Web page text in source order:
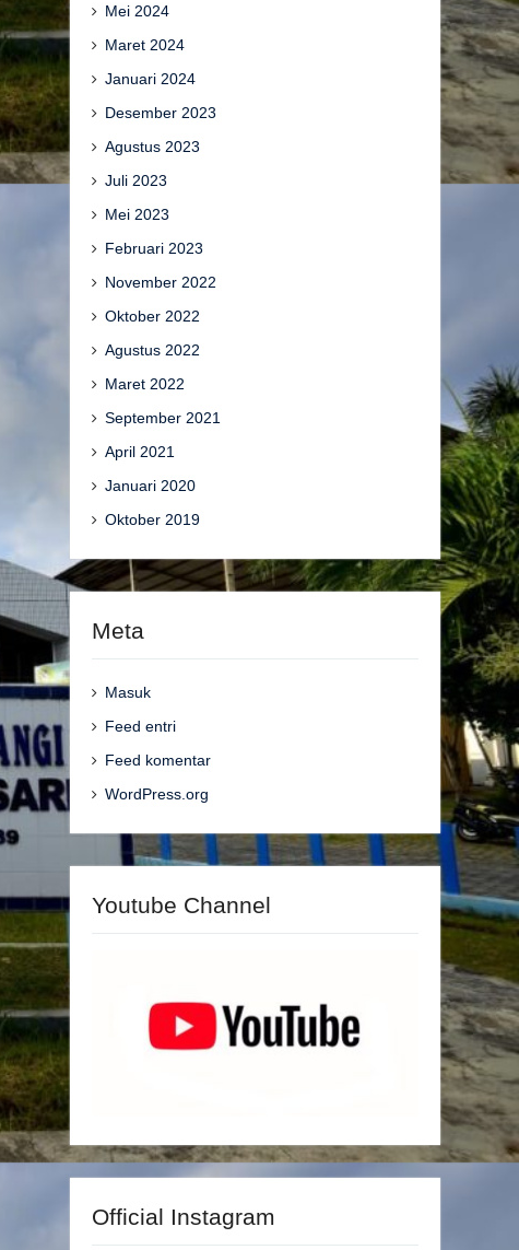
Mei 2024
Maret 2024
Januari 2024
Desember 2023
Agustus 2023
Juli 2023
Mei 2023
Februari 2023
November 2022
Oktober 2022
Agustus 2022
Maret 2022
September 2021
April 2021
Januari 2020
Oktober 2019
Meta
Masuk
Feed entri
Feed komentar
WordPress.org
Youtube Channel
Official Instagram